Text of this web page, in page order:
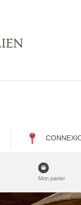
Mon panier